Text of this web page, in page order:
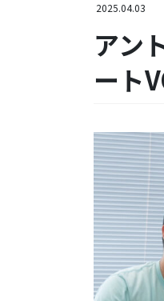
2025.04.03
アン
ート